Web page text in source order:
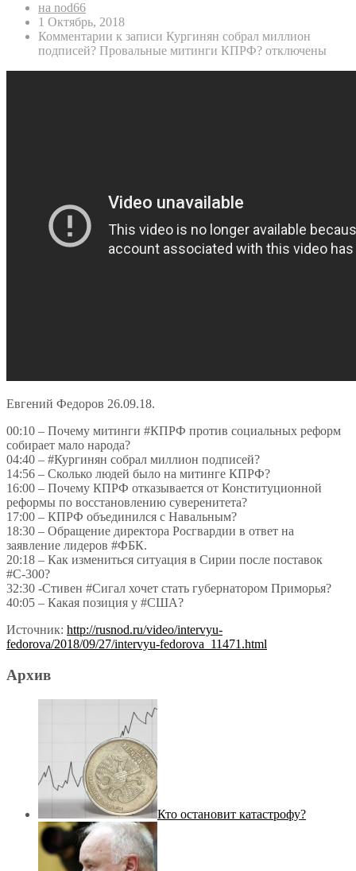
на nod66
1 Октябрь, 2018
Комментарии к записи Кургинян cобрал миллион
подписей? Провальные митинги КПРФ? отключены
Евгений Федоров 26.09.18.
00:10 – Почему митинги #КПРФ против социальных реформ
собирает мало народа?
04:40 – #Кургинян cобрал миллион подписей?
14:56 – Сколько людей было на митинге КПРФ?
16:00 – Почему КПРФ отказывается от Конституционной
реформы по восстановлению суверенитета?
17:00 – КПРФ объединился с Навальным?
18:30 – Обращение директора Росгвардии в ответ на
заявление лидеров #ФБК.
20:18 – Как измениться ситуация в Сирии после поставок
#С-300?
32:30 -Стивен #Сигал хочет стать губернатором Приморья?
40:05 – Какая позиция у #США?
Источник: http://rusnod.ru/video/intervyu-
fedorova/2018/09/27/intervyu-fedorova_11471.html
Архив
Кто остановит катастрофу?